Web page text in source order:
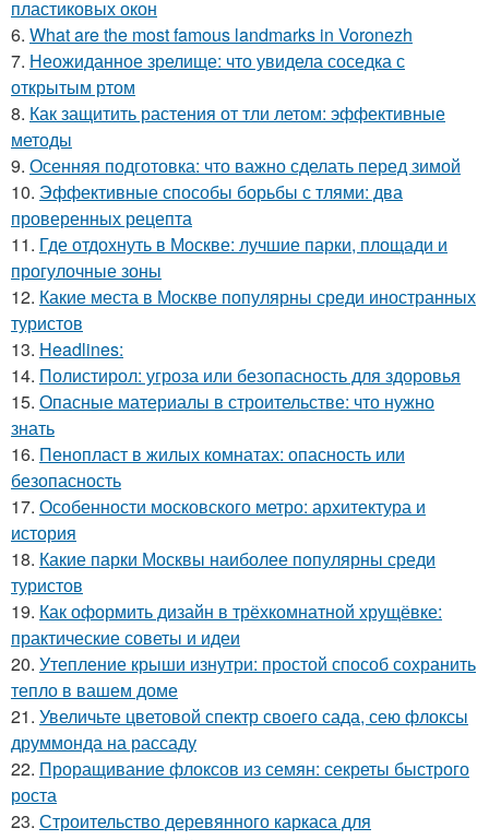
пластиковых окон
6. What are the most famous landmarks in Voronezh
7. Неожиданное зрелище: что увидела соседка с
открытым ртом
8. Как защитить растения от тли летом: эффективные
методы
9. Осенняя подготовка: что важно сделать перед зимой
10. Эффективные способы борьбы с тлями: два
проверенных рецепта
11. Где отдохнуть в Москве: лучшие парки, площади и
прогулочные зоны
12. Какие места в Москве популярны среди иностранных
туристов
13. Headlines:
14. Полистирол: угроза или безопасность для здоровья
15. Опасные материалы в строительстве: что нужно
знать
16. Пенопласт в жилых комнатах: опасность или
безопасность
17. Особенности московского метро: архитектура и
история
18. Какие парки Москвы наиболее популярны среди
туристов
19. Как оформить дизайн в трёхкомнатной хрущёвке:
практические советы и идеи
20. Утепление крыши изнутри: простой способ сохранить
тепло в вашем доме
21. Увеличьте цветовой спектр своего сада, сею флоксы
друммонда на рассаду
22. Проращивание флоксов из семян: секреты быстрого
роста
23. Строительство деревянного каркаса для